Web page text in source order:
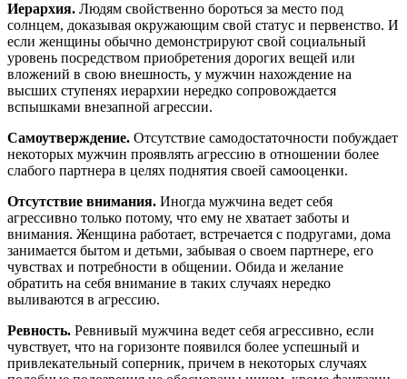
Иерархия. Людям свойственно бороться за место под
солнцем, доказывая окружающим свой статус и первенство. И
если женщины обычно демонстрируют свой социальный
уровень посредством приобретения дорогих вещей или
вложений в свою внешность, у мужчин нахождение на
высших ступенях иерархии нередко сопровождается
вспышками внезапной агрессии.
Самоутверждение. Отсутствие самодостаточности побуждает
некоторых мужчин проявлять агрессию в отношении более
слабого партнера в целях поднятия своей самооценки.
Отсутствие внимания. Иногда мужчина ведет себя
агрессивно только потому, что ему не хватает заботы и
внимания. Женщина работает, встречается с подругами, дома
занимается бытом и детьми, забывая о своем партнере, его
чувствах и потребности в общении. Обида и желание
обратить на себя внимание в таких случаях нередко
выливаются в агрессию.
Ревность. Ревнивый мужчина ведет себя агрессивно, если
чувствует, что на горизонте появился более успешный и
привлекательный соперник, причем в некоторых случаях